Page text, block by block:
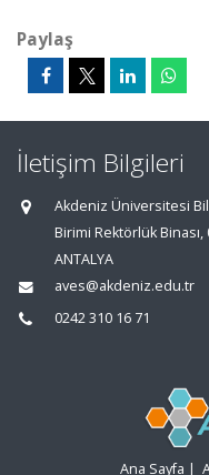
Paylaş
İletişim Bilgileri
Akdeniz Üniversitesi
Birimi Rektörlük Binası,
ANTALYA
aves@akdeniz.edu.tr
0242 310 16 71
Ana Sayfa |